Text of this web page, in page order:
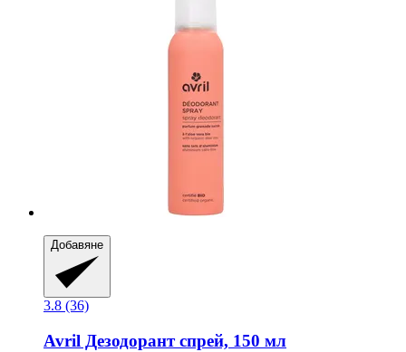
Добавяне
3.8 (36)
Avril Дезодорант спрей, 150 мл